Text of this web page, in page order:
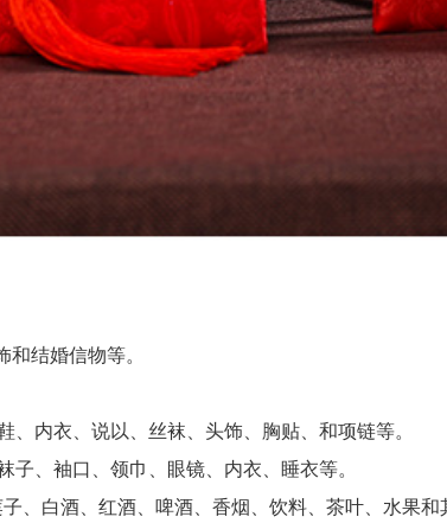
结婚信物等。
内衣、说以、丝袜、头饰、胸贴、和项链等。
、袖口、领巾、眼镜、内衣、睡衣等。
白酒、红酒、啤酒、香烟、饮料、茶叶、水果和